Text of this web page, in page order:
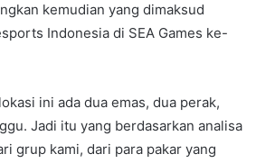
kemudian yang dimaksud
Indonesia di SEA Games ke-
ini ada dua emas, dua perak,
Jadi itu yang berdasarkan analisa
grup kami, dari para pakar yang